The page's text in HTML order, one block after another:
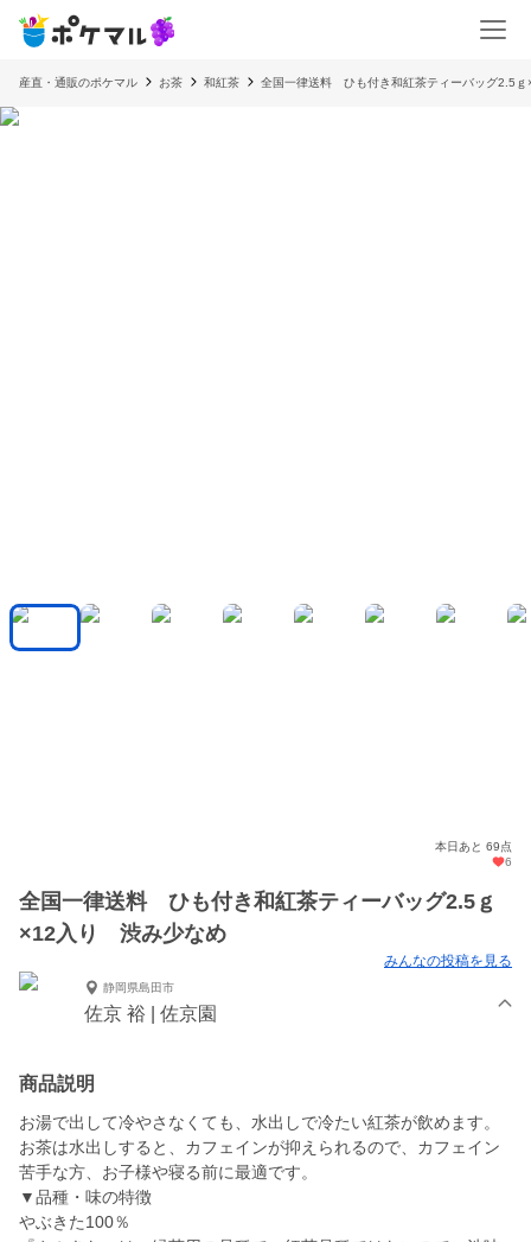
産直・通販のポケマル お茶 和紅茶 全国一律送料 ひも付き和紅茶ティーバッグ2.5
本日あと 69点
6
全国一律送料 ひも付き和紅茶ティーバッグ2.5ｇ
×12入り 渋み少なめ
みんなの投稿を見る
静岡県島田市
佐京 裕 | 佐京園
商品説明
お湯で出して冷やさなくても、水出しで冷たい紅茶が飲めます。
お茶は水出しすると、カフェインが抑えられるので、カフェイン
苦手な方、お子様や寝る前に最適です。
▼品種・味の特徴
やぶきた100％